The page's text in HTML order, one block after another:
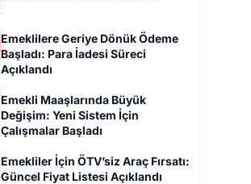
Emeklilere Geriye Dönük Ödeme
Başladı: Para İadesi Süreci
Açıklandı
Emekli Maaşlarında Büyük
Değişim: Yeni Sistem İçin
Çalışmalar Başladı
Emekliler İçin ÖTV’siz Araç Fırsatı:
Güncel Fiyat Listesi Açıklandı